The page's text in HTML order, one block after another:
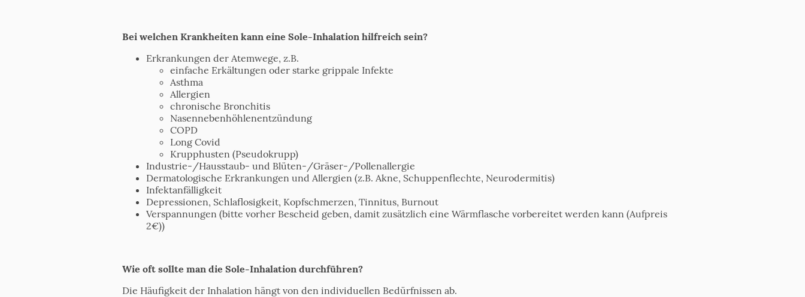
Bei welchen Krankheiten kann eine Sole-Inhalation hilfreich sein?
Erkrankungen der Atemwege, z.B.
einfache Erkältungen oder starke grippale Infekte
Asthma
Allergien
chronische Bronchitis
Nasennebenhöhlenentzündung
COPD
Long Covid
Krupphusten (Pseudokrupp)
Industrie-/Hausstaub- und Blüten-/Gräser-/Pollenallergie
Dermatologische Erkrankungen und Allergien (z.B. Akne, Schuppenflechte, Neurodermitis)
Infektanfälligkeit
Depressionen, Schlaflosigkeit, Kopfschmerzen, Tinnitus, Burnout
Verspannungen (bitte vorher Bescheid geben, damit zusätzlich eine Wärmflasche vorbereitet werden kann (Aufpreis
2€))
Wie oft sollte man die Sole-Inhalation durchführen?
Die Häufigkeit der Inhalation hängt von den individuellen Bedürfnissen ab.